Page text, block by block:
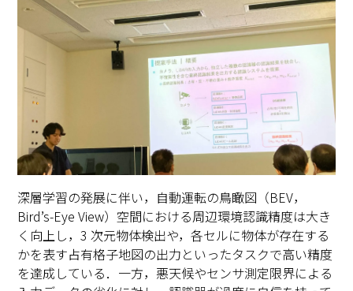
深層学習の発展に伴い，自動運転の鳥瞰図（BEV，
Bird’s-Eye View）空間における周辺環境認識精度は大き
く向上し，3 次元物体検出や，各セルに物体が存在する
かを表す占有格子地図の出力といったタスクで高い精度
を達成している．一方，悪天候やセンサ測定限界による